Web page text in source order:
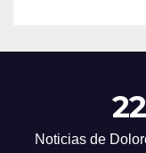
Noticias de